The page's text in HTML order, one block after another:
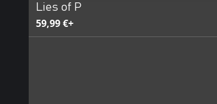
Lies of P
59,99 €+